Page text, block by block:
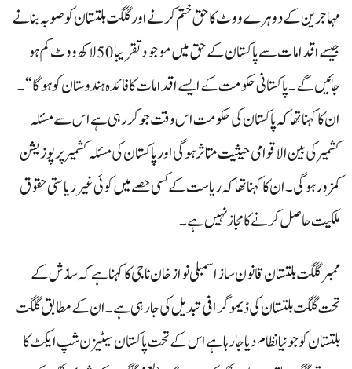
مہاجرین کے دوہرے ووٹ کا حق ختم کر نے اور گلگت بلتستان کو صوبہ بنانے
جیسے اقدامات سے پاکستان کے حق میں موجود تقریبا 50 لاکھ ووٹ کم ہو
جائیں گے۔پاکستانی حکومت کے ایسے اقدامات کا فائدہ ہندوستان کو ہو گا“۔
ان کا کہنا تھا کہ پاکستان کی حکومت اس وقت جو کر رہی ہے اس سے مسئلہ
کشمیر کی بین الاقوامی حیثیت متاثر ہو گی اور پاکستان کی مسئلہ کشمیر پر پوزیشن
کمزور ہو گی۔ ان کا کہنا تھا کہ ریاست کے کسی حصے میں کوئی غیر ریاستی حقوق
ملکیت حاصل کرنے کا مجاز نہیں ہے۔
ممبرگلگت بلتستان قانون ساز اسمبلی نواز خان ناجی کا کہنا ہے کہ سازش کے
تحت گلگت بلتستان کی ڈیمو گرافی تبدیل کی جا رہی ہے۔ ان کے مطابق گلگت
بلتستان کو جو نیا نظام دیا جا رہا ہے اس کے تحت پاکستان سیٹیزن شپ ایکٹ کا